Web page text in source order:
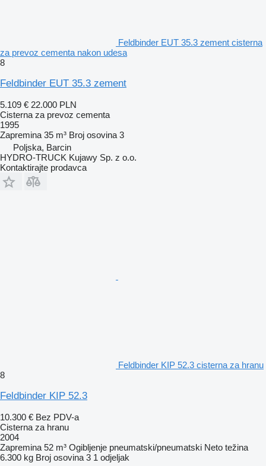
Feldbinder EUT 35.3 zement cisterna
za prevoz cementa nakon udesa
8
Feldbinder EUT 35.3 zement
5.109 € 22.000 PLN
Cisterna za prevoz cementa
1995
Zapremina 35 m³ Broj osovina 3
Poljska, Barcin
HYDRO-TRUCK Kujawy Sp. z o.o.
Kontaktirajte prodavca
Feldbinder KIP 52.3 cisterna za hranu
8
Feldbinder KIP 52.3
10.300 € Bez PDV-a
Cisterna za hranu
2004
Zapremina 52 m³ Ogibljenje pneumatski/pneumatski Neto težina
6.300 kg Broj osovina 3 1 odjeljak